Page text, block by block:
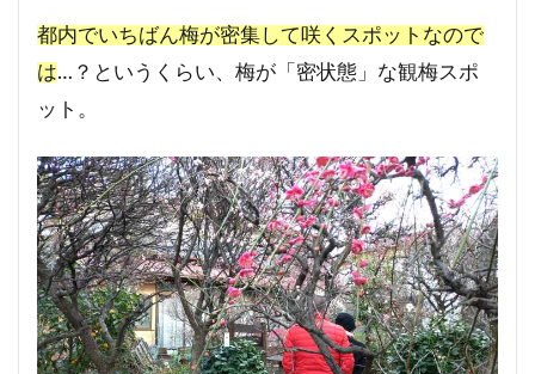
都内でいちばん梅が密集して咲くスポットなので
は…？というくらい、梅が「密状態」な観梅スポ
ット。